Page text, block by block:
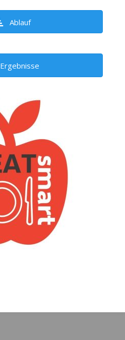
Ablauf
Ergebnisse